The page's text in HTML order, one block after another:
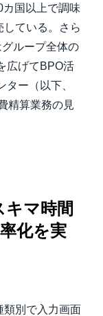
国以上で調味
ている。さら
ループ全体の
広げてBPO活
ー（以下、
精算業務の見
マ時間
化を実
類別で入力画面